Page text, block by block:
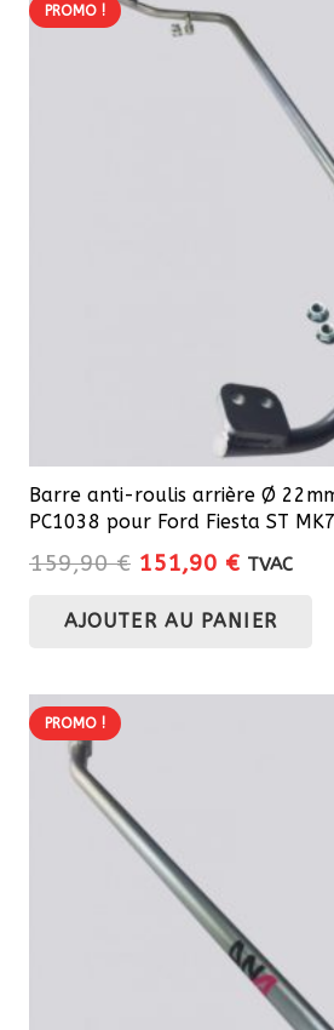
PROMO !
Barre anti-roulis arrière Ø
PC1038 pour Ford Fiesta ST MK7
159,90€ Le
initial
159,90 €.
151,90 €Le
actuel
151,90
TVAC
AJOUTER AU PANIER
PROMO !